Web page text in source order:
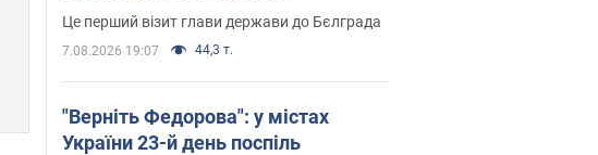
Це перший візит глави держави до Бєлграда
7.08.2026 19:07 44,3 т.
"Верніть Федорова": у містах
України 23-й день поспіль